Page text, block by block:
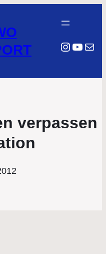
E-Mail
verpassen